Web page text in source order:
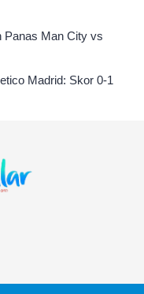
Panas Man City vs
Madrid: Skor 0-1